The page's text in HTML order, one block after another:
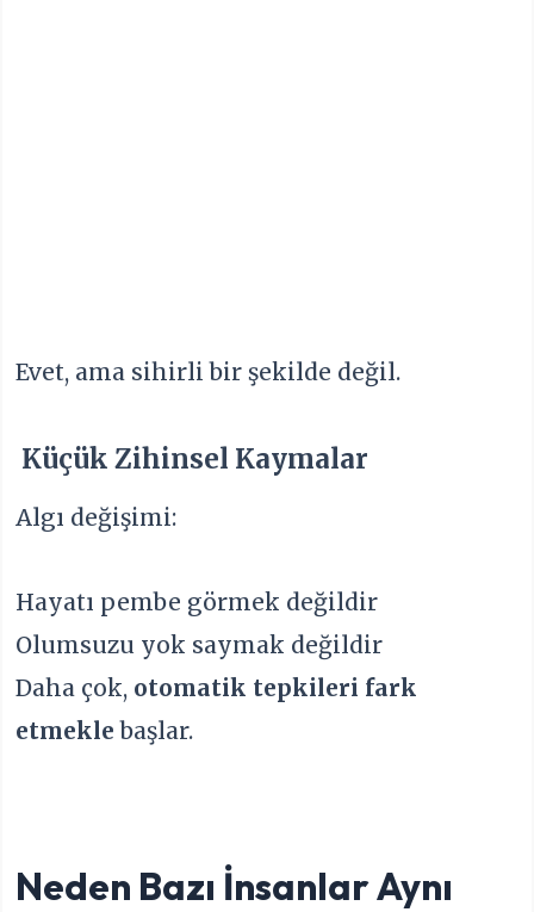
Evet, ama sihirli bir şekilde değil.
Küçük Zihinsel Kaymalar
Algı değişimi:
Hayatı pembe görmek değildir
Olumsuzu yok saymak değildir
Daha çok, otomatik tepkileri fark
etmekle başlar.
Neden Bazı İnsanlar Aynı